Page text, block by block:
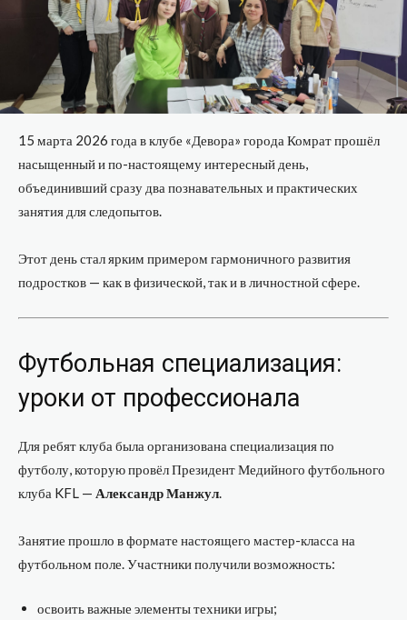
15 марта 2026 года в клубе «Девора» города Комрат прошёл
насыщенный и по-настоящему интересный день,
объединивший сразу два познавательных и практических
занятия для следопытов.
Этот день стал ярким примером гармоничного развития
подростков — как в физической, так и в личностной сфере.
Футбольная специализация:
уроки от профессионала
Для ребят клуба была организована специализация по
футболу, которую провёл Президент Медийного футбольного
клуба KFL — Александр Манжул.
Занятие прошло в формате настоящего мастер-класса на
футбольном поле. Участники получили возможность:
освоить важные элементы техники игры;